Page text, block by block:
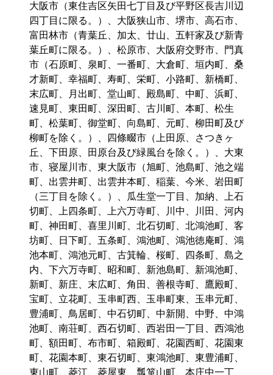
大阪市（東住吉区矢田七丁目及び平野区長吉川辺
四丁目に限る。）、大阪狭山市、堺市、高石市、
富田林市（青葉丘、加太、廿山、五軒家及び新青
葉丘町に限る。）、松原市、大阪府交野市、門真
市（石原町、泉町、一番町、大倉町、垣内町、桑
才新町、幸福町、寿町、栄町、小路町、新橋町、
末広町、月出町、堂山町、殿島町、中町、浜町、
速見町、東田町、深田町、古川町、本町、松生
町、松葉町、御堂町、向島町、元町、柳田町及び
柳町を除く。）、四條畷市（上田原、さつきヶ
丘、下田原、田原台及び緑風台を除く。）、大東
市、寝屋川市、東大阪市（旭町、池島町、池之端
町、出雲井町、出雲井本町、稲葉、今米、岩田町
（三丁目を除く。）、瓜生堂一丁目、加納、上石
切町、上四条町、上六万寺町、川中、川田、河内
町、神田町、喜里川町、北石切町、北鴻池町、客
坊町、日下町、五条町、鴻池町、鴻池徳庵町、鴻
池本町、鴻池元町、古箕輪、桜町、四条町、島之
内、下六万寺町、昭和町、新池島町、新鴻池町、
新町、新庄、末広町、角田、善根寺町、鷹殿町、
宝町、立花町、玉串町西、玉串町東、玉串元町、
豊浦町、鳥居町、中石切町、中新開、中野、中鴻
池町、南荘町、西石切町、西岩田一丁目、西鴻池
町、額田町、布市町、箱殿町、花園西町、花園東
町、花園本町、東石切町、東鴻池町、東豊浦町、
東山町、菱江、菱屋東、瓢箪山町、本庄中一丁